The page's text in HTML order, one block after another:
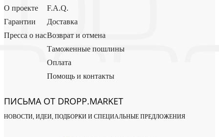
О проекте
Гарантии
Пресса о нас
F.A.Q.
Доставка
Возврат и отмена
Таможенные пошлины
Оплата
Помощь и контакты
ПИСЬМА ОТ DROPP.MARKET
НОВОСТИ, ИДЕИ, ПОДБОРКИ И СПЕЦИАЛЬНЫЕ ПРЕДЛОЖЕНИЯ